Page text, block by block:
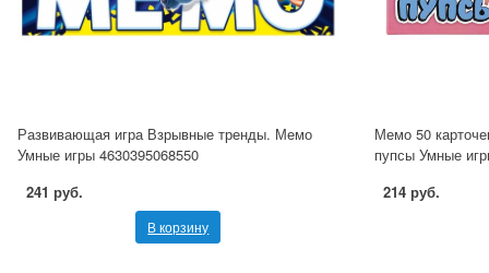
Развивающая игра Взрывные тренды. Мемо
Умные игры 4630395068550
241 руб.
В корзину
Мемо 50
пупсы Умные
214 руб.